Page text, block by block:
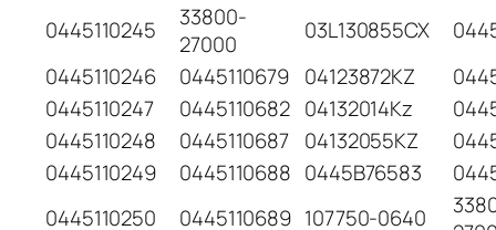
0445110245
33800-
27000
03L130855CX
0445110246
0445110679 04123872KZ
0445110247
0445110682 04132014Kz
0445110248
0445110687 04132055KZ
0445110249
0445110688 0445B76583
0445110250
0445110689 107750-0640